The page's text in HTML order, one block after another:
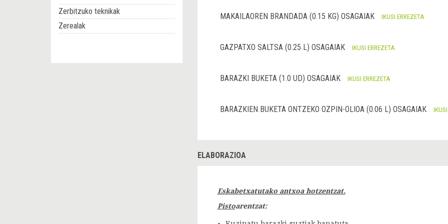
Zerbitzuko teknikak
Zerealak
MAKAILAOREN BRANDADA (0.15 KG) OSAGAIAK IKUSI ERREZETA
GAZPATXO SALTSA (0.25 L) OSAGAIAK IKUSI ERREZETA
BARAZKI BUKETA (1.0 UD) OSAGAIAK IKUSI ERREZETA
BARAZKIEN BUKETA ONTZEKO OZPIN-OLIOA (0.06 L) OSAGAIAK
ELABORAZIOA
Eskabetxatutako antxoa hotzentzat.
Pistoarentzat: